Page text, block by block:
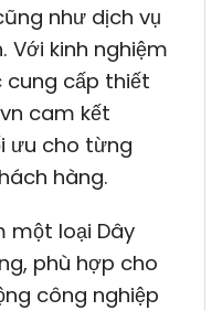
như dịch vụ
Với kinh nghiệm
cấp thiết
cam kết
ưu cho từng
hàng.
một loại Dây
phù hợp cho
công nghiệp